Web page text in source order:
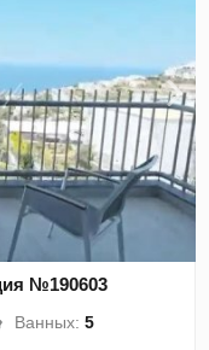
№190603
Ванных:5